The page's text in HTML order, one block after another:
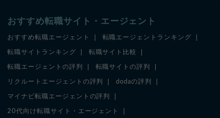
おすすめ転職サイト・エージェント
おすすめ転職エージェント 転職エージェントランキング
転職サイトランキング 転職サイト比較
転職エージェントの評判 転職サイトの評判
リクルートエージェントの評判 dodaの評判
マイナビ転職エージェントの評判
20代向け転職サイト・エージェント